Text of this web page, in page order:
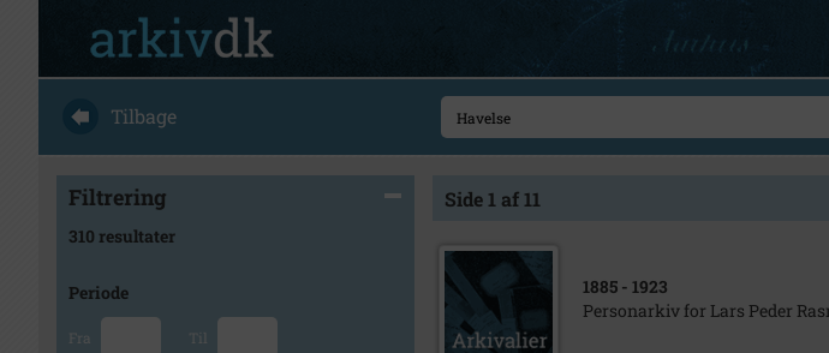
Tilbage
Filtrering
310 resultater
Periode
Fra Til
Side 1 af 11
1885 - 1923
Personarkiv for Lars Peder